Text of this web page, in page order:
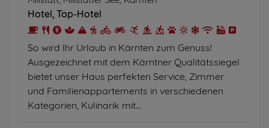
Hotel Top-Hotel
So wird Ihr Urlaub in Kärnten zum Genuss!
Ausgezeichnet mit dem Kärntner Qualitätssiegel
bietet unser Haus perfekten Service, Zimmer
und Familienappartements in verschiedenen
Kategorien, Kulinarik mit...